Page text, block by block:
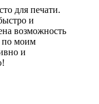
для печати.
и
возможность
по моим
и